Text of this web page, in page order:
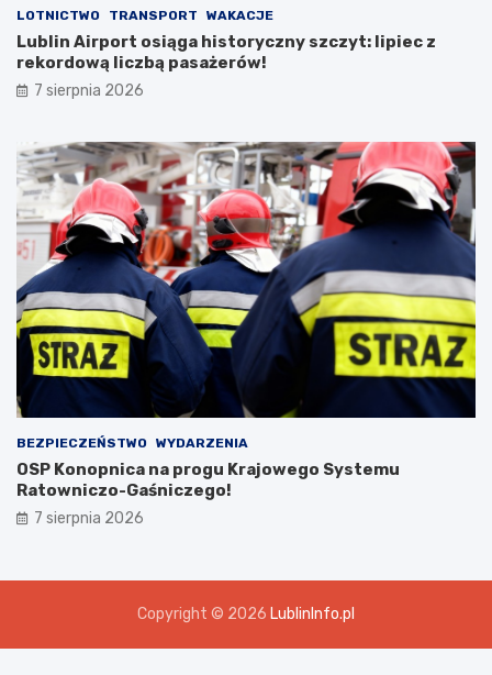
LOTNICTWO TRANSPORT WAKACJE
Lublin Airport osiąga historyczny szczyt: lipiec z
rekordową liczbą pasażerów!
7 sierpnia 2026
BEZPIECZEŃSTWO WYDARZENIA
OSP Konopnica na progu Krajowego Systemu
Ratowniczo-Gaśniczego!
7 sierpnia 2026
Copyright © 2026 LublinInfo.pl